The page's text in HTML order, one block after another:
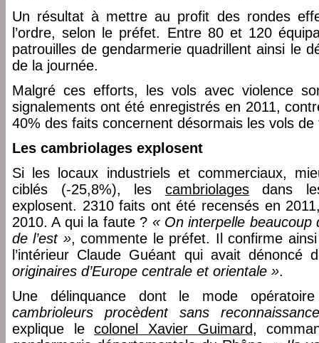
Un résultat à mettre au profit des rondes
l’ordre, selon le préfet. Entre 80 et 120
patrouilles de gendarmerie quadrillent ainsi le
de la journée.
Malgré ces efforts, les vols avec violence
signalements ont été enregistrés en 2011,
40% des faits concernent désormais les vols
Les cambriolages explosent
Si les locaux industriels et commerciaux,
ciblés (-25,8%), les cambriolagesdans les
explosent. 2310 faits ont été recensés en
2010. A qui la faute ? « On interpelle beaucoup
de l’est », commente le préfet. Il confirme
l’intérieur Claude Guéant qui avait dénoncé
originaires d’Europe centrale et orientale ».
Une délinquance dont le mode
cambrioleurs procèdent sans
explique lecolonel Xavier Guimard,